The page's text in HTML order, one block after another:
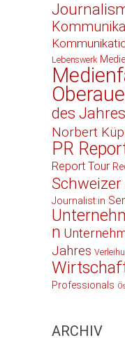
Lebenswerk
des Jahres
Norbert
PR
Report Tour
Journalist:in
n
Jahres
Professionals
ARCHIV